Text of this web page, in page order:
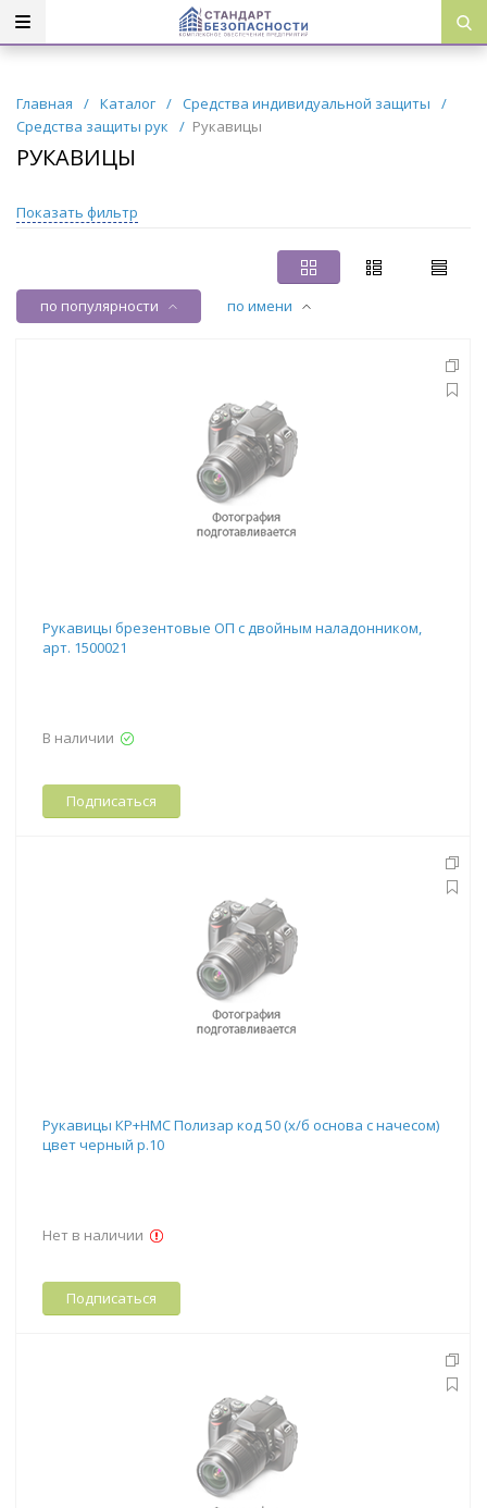
Главная / Каталог / Средства индивидуальной защиты
/
Средства защиты рук
/ Рукавицы
РУКАВИЦЫ
Показать фильтр
по популярности по имени
Рукавицы брезентовые ОП с двойным наладонником,
арт. 1500021
В наличии
Подписаться
Рукавицы КР+НМС Полизар код 50 (х/б основа с начесом)
цвет черный р.10
Нет в наличии
Подписаться